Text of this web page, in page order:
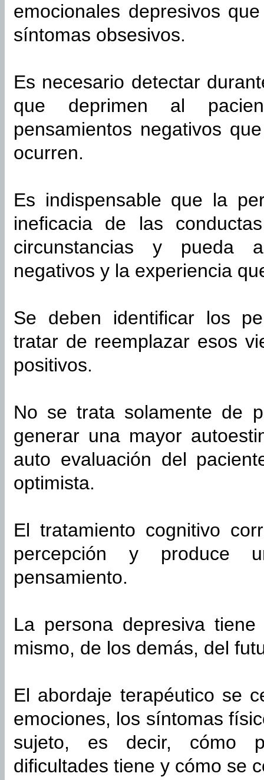
emocionales depresivos
síntomas obsesivos.
Es necesario detectar
que deprimen al
pensamientos negativos
ocurren.
Es indispensable que la
ineficacia de las
circunstancias y pueda
negativos y la experiencia
Se deben identificar los
tratar de reemplazar esos
positivos.
No se trata solamente de
generar una mayor
auto evaluación del
optimista.
El tratamiento cognitivo
percepción y produce
pensamiento.
La persona depresiva
mismo, de los demás, del
El abordaje terapéutico se
emociones, los síntomas
sujeto, es decir, cómo
dificultades tiene y cómo se